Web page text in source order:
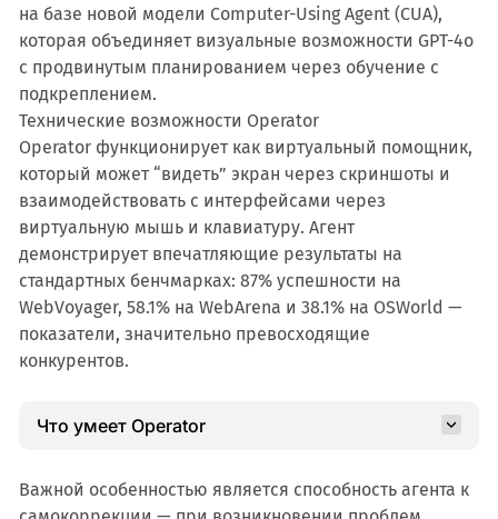
на базе новой модели Computer-Using Agent (CUA),
которая объединяет визуальные возможности GPT-4o
с продвинутым планированием через обучение с
подкреплением.
Технические возможности Operator
Operator функционирует как виртуальный помощник,
который может “видеть” экран через скриншоты и
взаимодействовать с интерфейсами через
виртуальную мышь и клавиатуру. Агент
демонстрирует впечатляющие результаты на
стандартных бенчмарках: 87% успешности на
WebVoyager, 58.1% на WebArena и 38.1% на OSWorld —
показатели, значительно превосходящие
конкурентов.
Что умеет Operator
Важной особенностью является способность агента к